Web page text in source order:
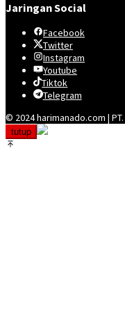
Jaringan Social
Facebook
Twitter
Instagram
Youtube
Tiktok
Telegram
© 2024 harimanado.com |
tutup